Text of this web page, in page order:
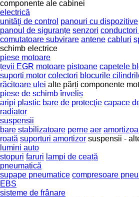
componente ale cabinei
electrică
unităţi de control panouri cu dispozitive
panoul de siguranțe senzori
comutatoare subvirare antene cabluri
schimb electrice
piese motoare
țevii EGR motoare pistoane capetele
suporti motor colectori blocurile
răcitoare ulei alte părți componente
piese de schimb înveliș
aripi plastic bare de protecţie capace
radiator
suspensii
bare stabilizatoare perne aer
roată suporturi amortizor suspensii -
lumini auto
stopuri faruri lampi de ceață
pneumatică
supape pneumatice compresoare
EBS
sisteme de frânare